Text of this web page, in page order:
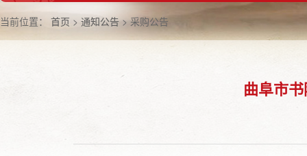
当前位置： 首页 > 通知公告> 采购公告
曲阜市